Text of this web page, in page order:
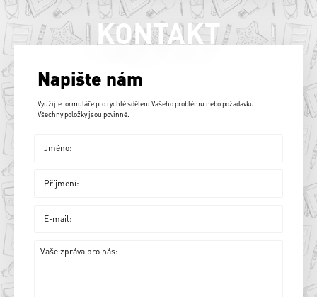
KONTAKT
Napište nám
Využijte formuláře pro rychlé sdělení Vašeho problému nebo požadavku.
Všechny položky jsou povinné.